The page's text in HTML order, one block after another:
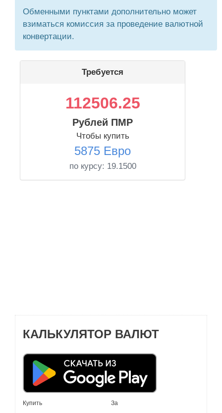
Обменными пунктами дополнительно может
взиматься комиссия за проведение валютной
конвертации.
Требуется
112506.25
Рублей ПМР
Чтобы купить
5875 Евро
по курсу: 19.1500
КАЛЬКУЛЯТОР ВАЛЮТ
Купить За